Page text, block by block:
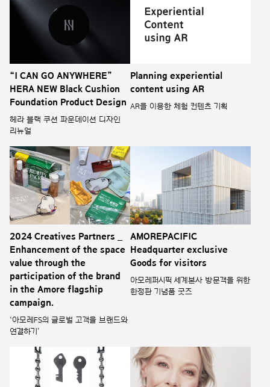
“I CAN GO ANYWHERE”
HERA NEW Black Cushion
Foundation Product Design
헤라 블랙 쿠션 파운데이션 디자인
리뉴얼
Planning experiential
content using AR
AR을 이용한 체험 컨텐츠 기획
2024 Creatives Partners _
Enhancement of the space
value through the
participation of the brand
in the Amore flagship
campaign.
‘아모레FS의 글로벌 고객을 브랜드와
연결하기’
AMOREPACIFIC
Headquarter exclusive
Goods for visitors
아모레퍼시픽 세계본사 방문객을 위한
한정판 기념품 굿즈